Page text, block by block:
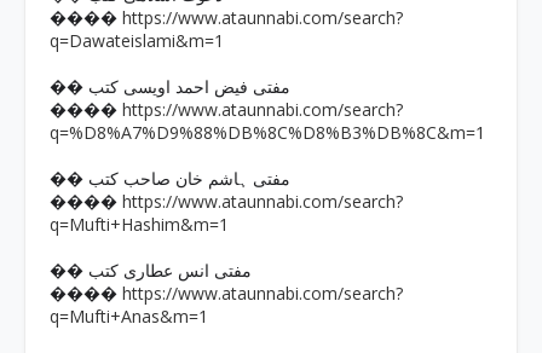
���� https://www.ataunnabi.com/search?
q=Dawateislami&m=1
�� مفتی فیض احمد اویسی کتب
���� https://www.ataunnabi.com/search?
q=%D8%A7%D9%88%DB%8C%D8%B3%DB%8C&m=1
�� مفتی ہاشم خان صاحب کتب
���� https://www.ataunnabi.com/search?
q=Mufti+Hashim&m=1
�� مفتی انس عطاری کتب
���� https://www.ataunnabi.com/search?
q=Mufti+Anas&m=1